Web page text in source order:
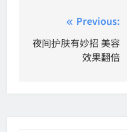
navigation
Previous:
夜间护肤有妙招 美容
效果翻倍